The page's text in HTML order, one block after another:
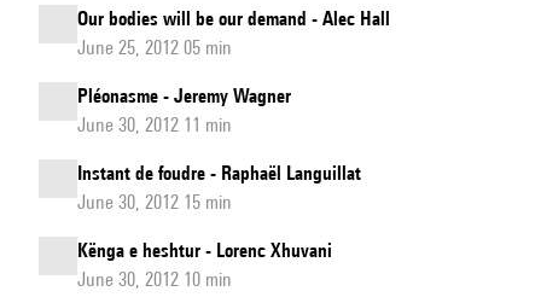
Our bodies will be our demand - Alec Hall
June 25, 2012 05 min
Pléonasme - Jeremy Wagner
June 30, 2012 11 min
Instant de foudre - Raphaël Languillat
June 30, 2012 15 min
Kënga e heshtur - Lorenc Xhuvani
June 30, 2012 10 min